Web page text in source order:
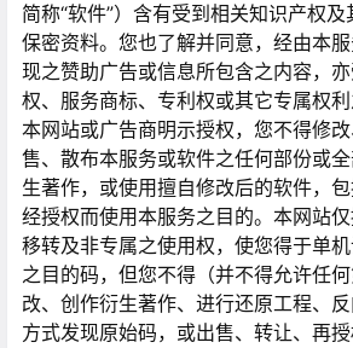
简称“软件”）含有受到相关知识产权
保密资料。您也了解并同意，经由本
现之赞助广告或信息所包含之内容，
权、服务商标、专利权或其它专属权
本网站或广告商明示授权，您不得修
售、散布本服务或软件之任何部份或
生著作，或使用擅自修改后的软件，
经授权而使用本服务之目的。本网站
移转及非专属之使用权，使您得于单
之目的码，但您不得（并不得允许任
改、创作衍生著作、进行还原工程、
方式发现原始码，或出售、转让、再